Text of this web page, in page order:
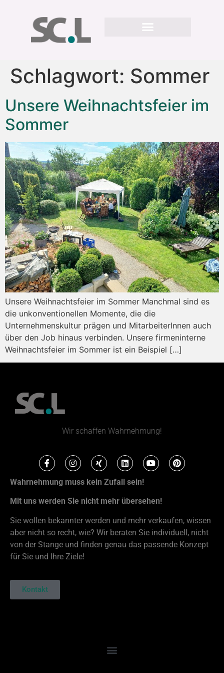
Schlagwort: Sommer
Unsere Weihnachtsfeier im
Sommer
Unsere Weihnachtsfeier im Sommer Manchmal sind es
die unkonventionellen Momente, die die
Unternehmenskultur prägen und MitarbeiterInnen auch
über den Job hinaus verbinden. Unsere firmeninterne
Weihnachtsfeier im Sommer ist ein Beispiel […]
Wir schaffen Wahrnehmung!
Wahrnehmung muss kein Zufall sein!
Mit uns werden Sie nicht mehr übersehen!
Sie wollen bekannter werden und mehr verkaufen, wissen
aber nicht so recht, wie? Wir beraten Sie individuell, nicht
von der Stange und finden genau das passende Konzept
für Sie und Ihre Ziele!
Kontakt